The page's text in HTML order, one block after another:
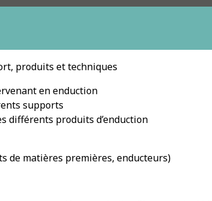
produits et techniques
en enduction
supports
différents produits d’enduction
de matières premières, enducteurs)